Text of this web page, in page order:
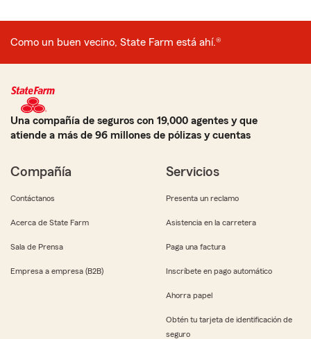
Como un buen vecino, State Farm está ahí.®
Una compañía de seguros con 19,000 agentes y que
atiende a más de 96 millones de pólizas y cuentas
Compañía
Contáctanos
Acerca de State Farm
Sala de Prensa
Empresa a empresa (B2B)
Servicios
Presenta un reclamo
Asistencia en la carretera
Paga una factura
Inscríbete en pago automático
Ahorra papel
Obtén tu tarjeta de identificación de
seguro